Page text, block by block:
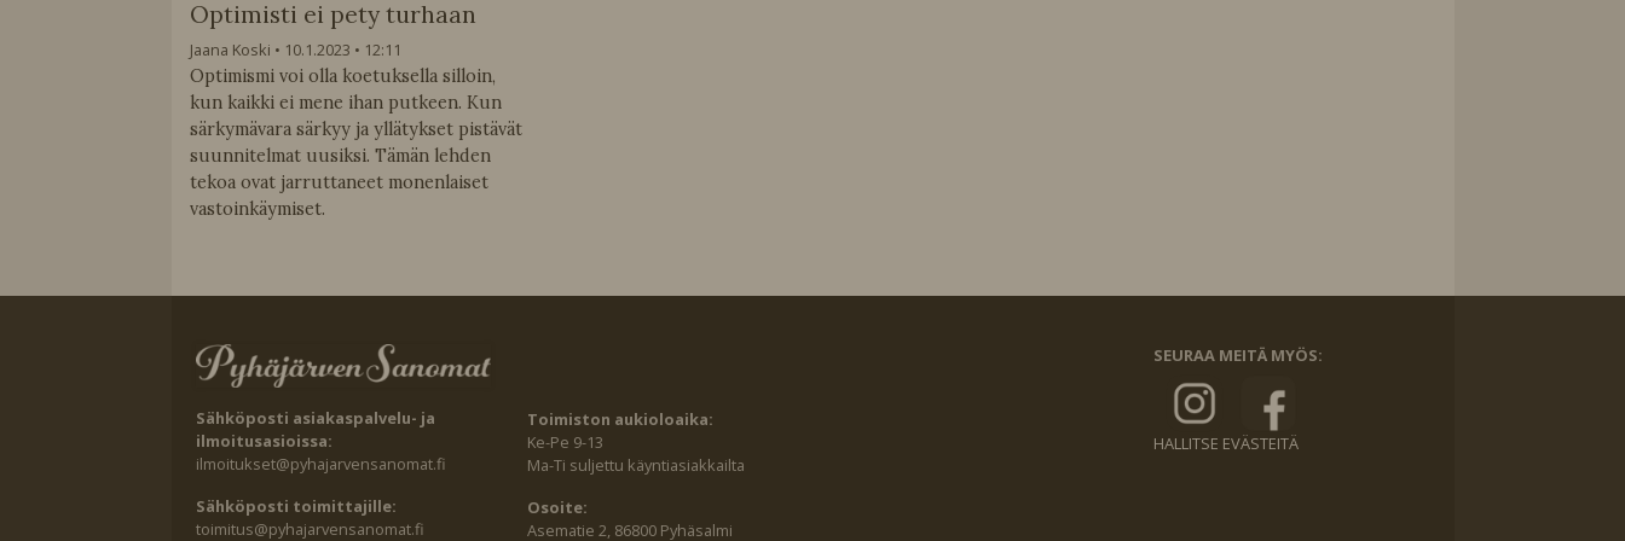
Optimisti ei pety turhaan
Jaana Koski 10.1.2023
12:11
Optimismi voi olla koetuksella silloin,
kun kaikki ei mene ihan putkeen. Kun
särkymävara särkyy ja yllätykset pistävät
suunnitelmat uusiksi. Tämän lehden
tekoa ovat jarruttaneet monenlaiset
vastoinkäymiset.
Sähköposti asiakaspalvelu- ja
ilmoitusasioissa:
ilmoitukset@pyhajarvensanomat.fi
Sähköposti toimittajille:
toimitus@pyhajarvensanomat.fi
Toimiston aukioloaika:
Ke-Pe 9-13
Ma-Ti suljettu käyntiasiakkailta
Osoite:
Asematie 2, 86800 Pyhäsalmi
SEURAA MEITÄ MYÖS:
HALLITSE EVÄSTEITÄ